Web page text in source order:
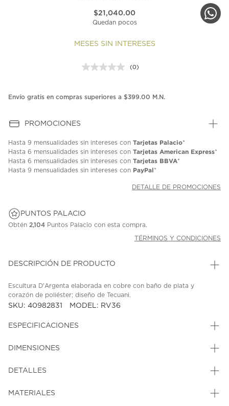
$21,040.00
Quedan pocos
MESES SIN INTERESES
Sin
en
(0)
Envío gratis en compras superiores a $399.00 M.N.
PROMOCIONES
Hasta 9 mensualidades sin intereses con Tarjetas Palacio*
Hasta 6 mensualidades sin intereses con Tarjetas American Express*
Hasta 6 mensualidades sin intereses con Tarjetas BBVA*
Hasta 9 mensualidades sin intereses con PayPal*
DETALLE DE PROMOCIONES
PUNTOS PALACIO
Obtén 2,104 Puntos Palacio con esta compra.
TÉRMINOS Y CONDICIONES
DESCRIPCIÓN DE PRODUCTO
Escultura D'Argenta elaborada en cobre con baño de plata y
corazón de poliéster; diseño de Tecuani.
SKU: 40982831 MODEL: RV36
ESPECIFICACIONES
DIMENSIONES
DETALLES
MATERIALES